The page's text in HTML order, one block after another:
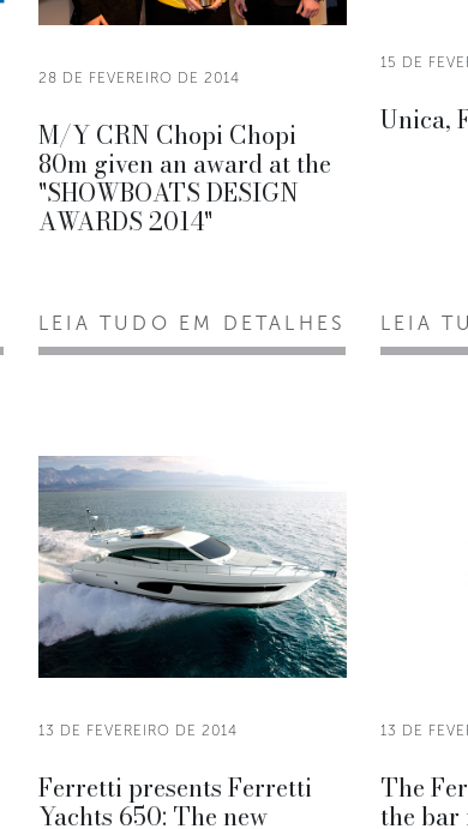
28 DE FEVEREIRO DE 2014
M/Y CRN Chopi Chopi
80m given an award at the
"SHOWBOATS DESIGN
AWARDS 2014"
LEIA TUDO EM DETALHES
15 DE
Unica,
LEIA
13 DE FEVEREIRO DE 2014
Ferretti presents Ferretti
Yachts 650: The new
13 DE
The
the bar